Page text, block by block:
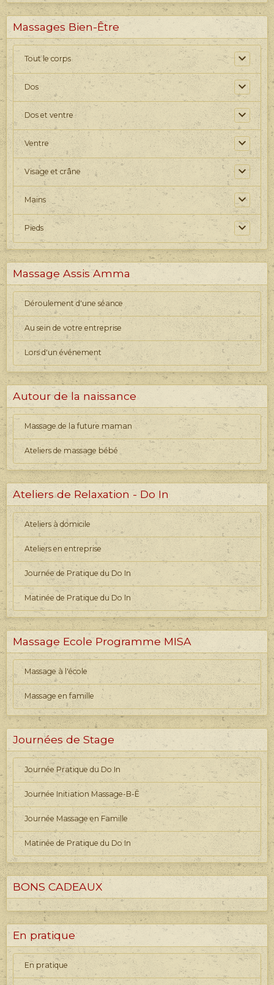
Massages Bien-Être
Tout le corps
Dos
Dos et ventre
Ventre
Visage et crâne
Mains
Pieds
Massage Assis Amma
Déroulement d'une séance
Au sein de votre entreprise
Lors d'un événement
Autour de la naissance
Massage de la future maman
Ateliers de massage bébé
Ateliers de Relaxation - Do In
Ateliers à domicile
Ateliers en entreprise
Journée de Pratique du Do In
Matinée de Pratique du Do In
Massage Ecole Programme MISA
Massage à l'école
Massage en famille
Journées de Stage
Journée Pratique du Do In
Journée Initiation Massage-B-Ê
Journée Massage en Famille
Matinée de Pratique du Do In
BONS CADEAUX
En pratique
En pratique